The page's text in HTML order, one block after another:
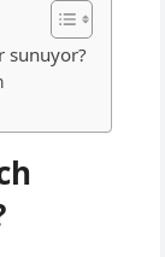
sunuyor?